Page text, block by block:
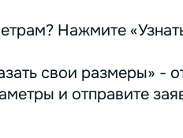
Нажмите
свои размеры» -
и отправите